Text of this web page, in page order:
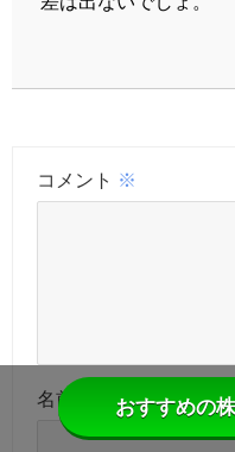
コメント ※
名前 おすすめの